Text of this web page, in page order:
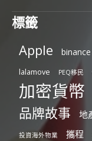
標籤
Apple binance
lalamove PEQ移民
加密貨幣
品牌故事 地
投資海外物業 攜程